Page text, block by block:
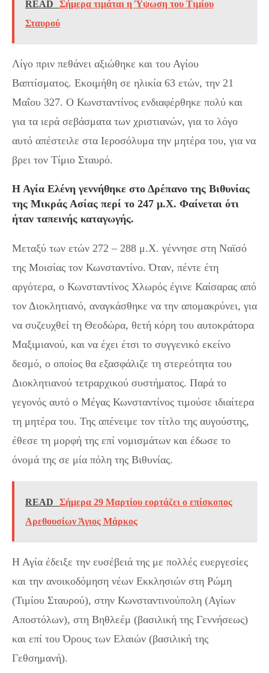
READ
Σήμερα τιμάται η Ύψωση του Τιμίου
Σταυρού
Λίγο πριν πεθάνει αξιώθηκε και του Αγίου
Βαπτίσματος. Εκοιμήθη σε ηλικία 63 ετών, την 21
Μαΐου 327. Ο Κωνσταντίνος ενδιαφέρθηκε πολύ και
για τα ιερά σεβάσματα των χριστιανών, για το λόγο
αυτό απέστειλε στα Ιεροσόλυμα την μητέρα του, για να
βρει τον Τίμιο Σταυρό.
Η Αγία Ελένη γεννήθηκε στο Δρέπανο της Βιθυνίας
της Μικράς Ασίας περί το 247 μ.Χ. Φαίνεται ότι
ήταν ταπεινής καταγωγής.
Μεταξύ των ετών 272 – 288 μ.Χ. γέννησε στη Ναϊσό
της Μοισίας τον Κωνσταντίνο. Όταν, πέντε έτη
αργότερα, ο Κωνσταντίνος Χλωρός έγινε Καίσαρας από
τον Διοκλητιανό, αναγκάσθηκε να την απομακρύνει, για
να συζευχθεί τη Θεοδώρα, θετή κόρη του αυτοκράτορα
Μαξιμιανού, και να έχει έτσι το συγγενικό εκείνο
δεσμό, ο οποίος θα εξασφάλιζε τη στερεότητα του
Διοκλητιανού τετραρχικού συστήματος. Παρά το
γεγονός αυτό ο Μέγας Κωνσταντίνος τιμούσε ιδιαίτερα
τη μητέρα του. Της απένειμε τον τίτλο της αυγούστης,
έθεσε τη μορφή της επί νομισμάτων και έδωσε το
όνομά της σε μία πόλη της Βιθυνίας.
READ
Σήμερα 29 Μαρτίου εορτάζει ο επίσκοπος
Αρεθουσίων Άγιος Μάρκος
Η Αγία έδειξε την ευσέβειά της με πολλές ευεργεσίες
και την ανοικοδόμηση νέων Εκκλησιών στη Ρώμη
(Τιμίου Σταυρού), στην Κωνσταντινούπολη (Αγίων
Αποστόλων), στη Βηθλεέμ (βασιλική της Γεννήσεως)
και επί του Όρους των Ελαιών (βασιλική της
Γεθσημανή).